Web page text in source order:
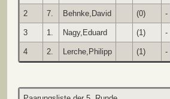
2 7. Behnke,David (0) -
3 1. Nagy,Eduard (1) -
4 2. Lerche,Philipp (1) -